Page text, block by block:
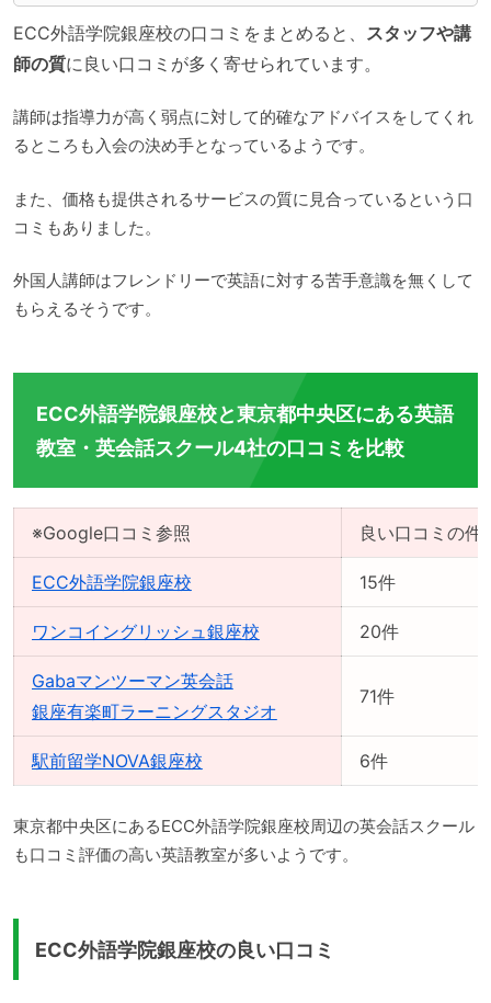
ECC外語学院銀座校の口コミをまとめると、
スタッフや講
師の質に良い口コミが多く寄せられています。
講師は指導力が高く弱点に対して的確なアドバイスをしてくれ
るところも入会の決め手となっているようです。
また、価格も提供されるサービスの質に見合っているという口
コミもありました。
外国人講師はフレンドリーで英語に対する苦手意識を無くして
もらえるそうです。
ECC外語学院銀座校と東京都中央区にある英語
教室・英会話スクール4社の口コミを比較
※Google口コミ参照 良い口コミの件
ECC外語学院銀座校 15件
ワンコイングリッシュ銀座校 20件
Gabaマンツーマン英会話
銀座有楽町ラーニングスタジオ
71件
駅前留学NOVA銀座校 6件
東京都中央区にあるECC外語学院銀座校周辺の英会話スクール
も口コミ評価の高い英語教室が多いようです。
ECC外語学院銀座校の良い口コミ